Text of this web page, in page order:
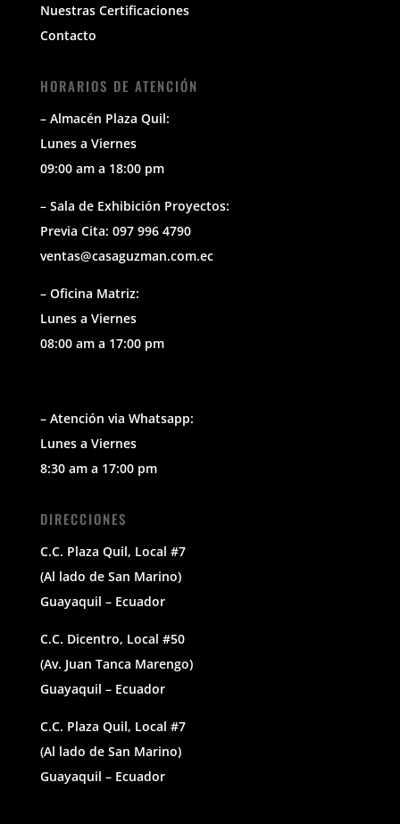
Nuestras Certificaciones
Contacto
HORARIOS DE ATENCIÓN
– Almacén Plaza Quil:
Lunes a Viernes
09:00 am a 18:00 pm
– Sala de Exhibición Proyectos:
Previa Cita: 097 996 4790
ventas@casaguzman.com.ec
– Oficina Matriz:
Lunes a Viernes
08:00 am a 17:00 pm
– Atención via Whatsapp:
Lunes a Viernes
8:30 am a 17:00 pm
DIRECCIONES
C.C. Plaza Quil, Local #7
(Al lado de San Marino)
Guayaquil – Ecuador
C.C. Dicentro, Local #50
(Av. Juan Tanca Marengo)
Guayaquil – Ecuador
C.C. Plaza Quil, Local #7
(Al lado de San Marino)
Guayaquil – Ecuador